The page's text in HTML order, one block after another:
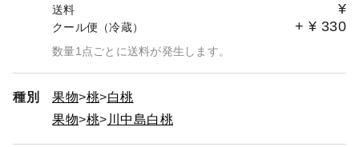
送料 ¥
クール便（冷蔵） + ¥ 330
数量1点ごとに送料が発生します。
種別 果物 桃
白桃
果物
桃 川中島白桃